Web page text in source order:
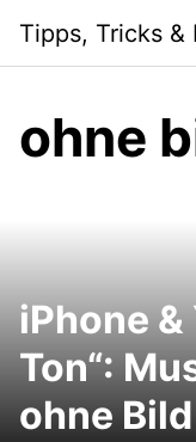
content
Tipps, Tricks &
ohne
iPhone &
Ton“:
ohne